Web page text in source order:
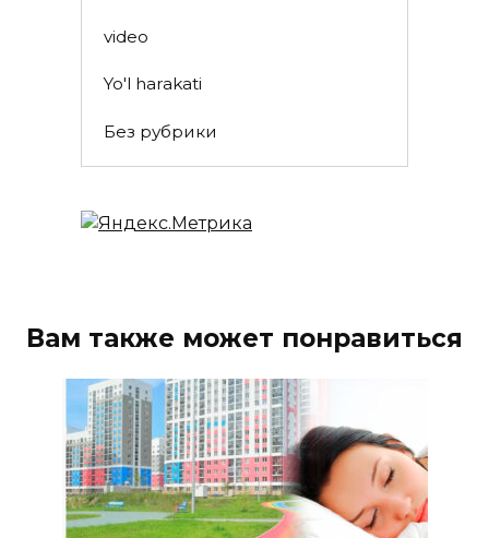
video
Yo'l harakati
Без рубрики
Вам также может понравиться